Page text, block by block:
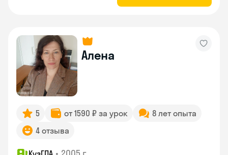
Алена
5 от 1590 ₽ за урок
8 лет опыта
4 отзыва